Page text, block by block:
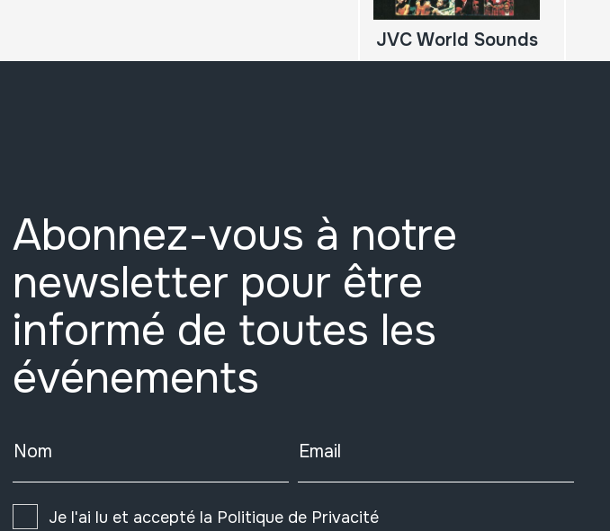
JVC World Sounds
Abonnez-vous à notre
newsletter pour être
informé de toutes les
événements
Nom Email
Je l'ai lu et accepté la Politique de Privacité